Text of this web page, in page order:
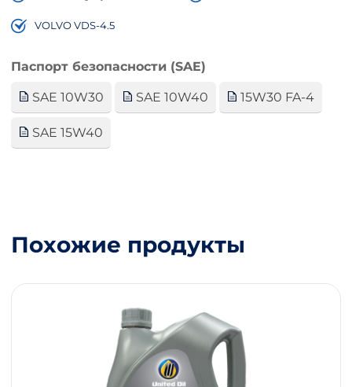
VOLVO VDS-4.5
Паспорт безопасности (SAE)
SAE 10W30 SAE 10W40 15W30 FA-4
SAE 15W40
Похожие продукты